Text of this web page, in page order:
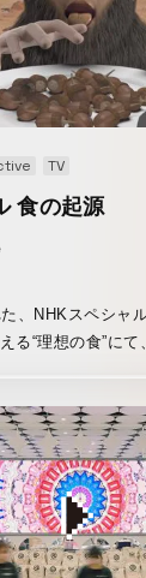
東京国立博物館
立博物館：2019
TV
食の起源
、NHKスペシャ
る“理想の食”にて
を描く「食の起
www.nhk.or.jp/
ショーはこちら
special/
special/shoku/